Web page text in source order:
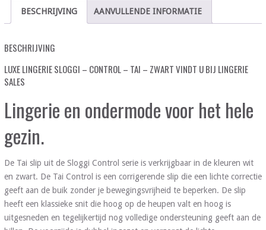
BESCHRIJVING AANVULLENDE INFORMATIE
BESCHRIJVING
LUXE LINGERIE SLOGGI – CONTROL – TAI – ZWART VINDT U BIJ LINGERIE
SALES
Lingerie en ondermode voor het hele
gezin.
De Tai slip uit de Sloggi Control serie is verkrijgbaar in de kleuren wit
en zwart. De Tai Control is een corrigerende slip die een lichte correctie
geeft aan de buik zonder je bewegingsvrijheid te beperken. De slip
heeft een klassieke snit die hoog op de heupen valt en hoog is
uitgesneden en tegelijkertijd nog volledige ondersteuning geeft aan de